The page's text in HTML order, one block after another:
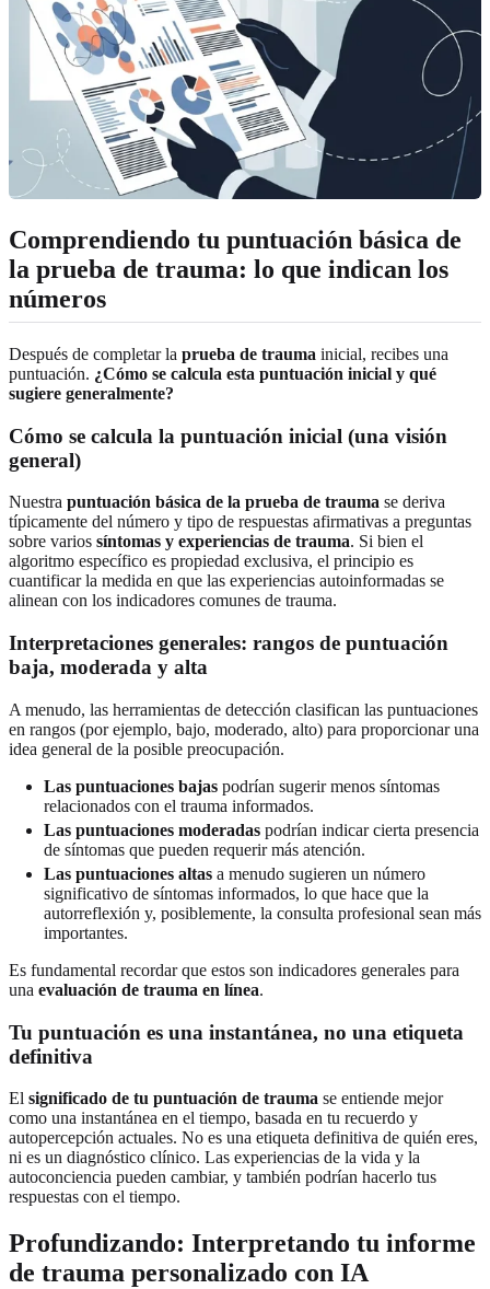
Comprendiendo tu puntuación básica de
la prueba de trauma: lo que indican los
números
Después de completar la prueba de trauma inicial, recibes una
puntuación. ¿Cómo se calcula esta puntuación inicial y qué
sugiere generalmente?
Cómo se calcula la puntuación inicial (una visión
general)
Nuestra puntuación básica de la prueba de trauma se deriva
típicamente del número y tipo de respuestas afirmativas a preguntas
sobre varios síntomas y experiencias de trauma. Si bien el
algoritmo específico es propiedad exclusiva, el principio es
cuantificar la medida en que las experiencias autoinformadas se
alinean con los indicadores comunes de trauma.
Interpretaciones generales: rangos de puntuación
baja, moderada y alta
A menudo, las herramientas de detección clasifican las puntuaciones
en rangos (por ejemplo, bajo, moderado, alto) para proporcionar una
idea general de la posible preocupación.
Las puntuaciones bajas podrían sugerir menos síntomas
relacionados con el trauma informados.
Las puntuaciones moderadas podrían indicar cierta presencia
de síntomas que pueden requerir más atención.
Las puntuaciones altas a menudo sugieren un número
significativo de síntomas informados, lo que hace que la
autorreflexión y, posiblemente, la consulta profesional sean más
importantes.
Es fundamental recordar que estos son indicadores generales para
una evaluación de trauma en línea.
Tu puntuación es una instantánea, no una etiqueta
definitiva
El significado de tu puntuación de trauma se entiende mejor
como una instantánea en el tiempo, basada en tu recuerdo y
autopercepción actuales. No es una etiqueta definitiva de quién eres,
ni es un diagnóstico clínico. Las experiencias de la vida y la
autoconciencia pueden cambiar, y también podrían hacerlo tus
respuestas con el tiempo.
Profundizando: Interpretando tu informe
de trauma personalizado con IA